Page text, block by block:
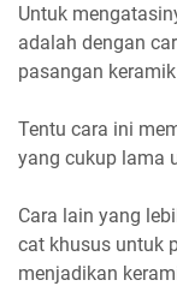
Untuk
adalah dengan
pasangan
Tentu cara ini
yang cukup lama
Cara lain yang
cat khusus untuk
menjadikan